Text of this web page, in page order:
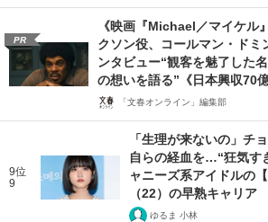
PR
《映画『Michael／マイケル
クソン役、コールマン・ドミ
ンタビュー“観客を魅了した
の想いを語る”《日本興収70
「文春オンライン」編集部
9位
9
「生理が来ないの」チ
自らの経血を…“狂気す
ャニーズ系アイドルの
（22）の早熟キャリア
ゆるま 小林